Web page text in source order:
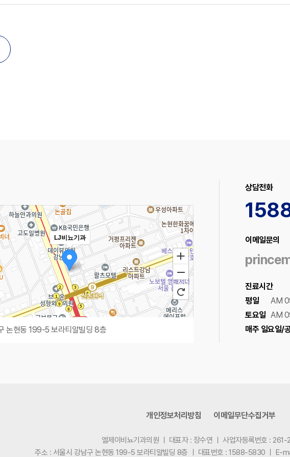
LJ비뇨기과
논현동 199-5 보라티알빌딩 8층
상담전화
이메일문의
진료시간
평일
AM
토요일 AM
매주 일요일/
개인정보처리방침 이메일무단수집거부
엘제이비뇨기과의원 대표자 : 장수연
사업자등록번호 :
주소 : 서울시 강남구 논현동 199-5 보라티알빌딩 8층
대표번호 : 1588-5830 E-